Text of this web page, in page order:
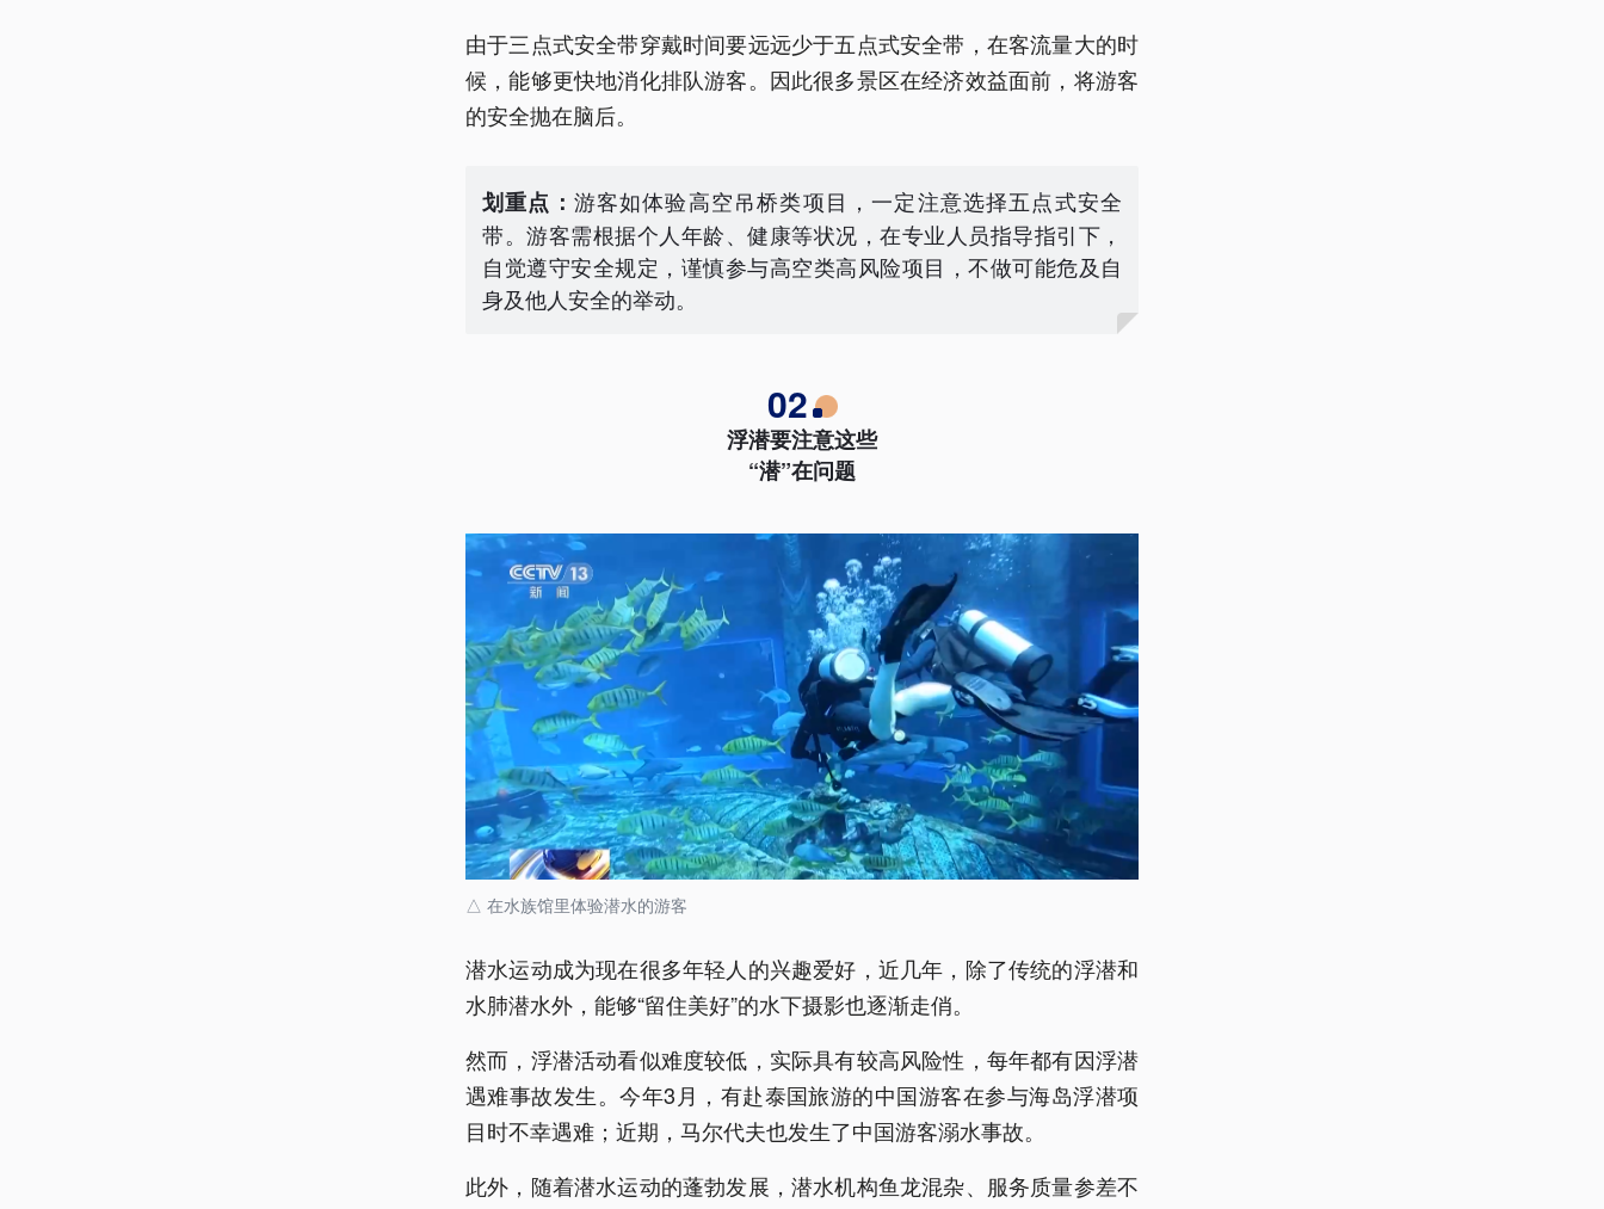
由于三点式安全带穿戴时间要远远少于五点式安全带，在客流量大的时
候，能够更快地消化排队游客。因此很多景区在经济效益面前，将游客
的安全抛在脑后。
划重点： 游客如体验高空吊桥类项目，一定注意选择五点式安全
带。游客需根据个人年龄、健康等状况，在专业人员指导指引下，
自觉遵守安全规定，谨慎参与高空类高风险项目，不做可能危及自
身及他人安全的举动。
02
浮潜要注意这些
“潜”在问题
△ 在水族馆里体验潜水的游客
潜水运动成为现在很多年轻人的兴趣爱好，近几年，除了传统的浮潜和
水肺潜水外，能够“留住美好”的水下摄影也逐渐走俏。
然而，浮潜活动看似难度较低，实际具有较高风险性，每年都有因浮潜
遇难事故发生。今年3月，有赴泰国旅游的中国游客在参与海岛浮潜项
目时不幸遇难；近期，马尔代夫也发生了中国游客溺水事故。
此外，随着潜水运动的蓬勃发展，潜水机构鱼龙混杂、服务质量参差不